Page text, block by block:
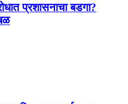
प्रशासनाचा बडगा?